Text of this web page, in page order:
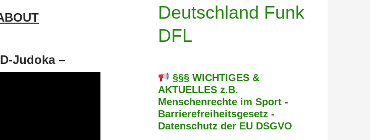
Judoka –
Deutschland Funk
DFL
§§§ WICHTIGES &
AKTUELLES z.B.
Menschenrechte im Sport -
Barrierefreiheitsgesetz -
Datenschutz der EU DSGVO